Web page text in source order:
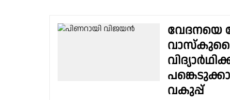
വേദനയെ
വകുപ്പ്